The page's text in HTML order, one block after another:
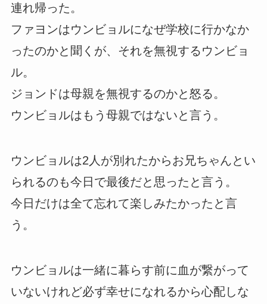
連れ帰った。
ファヨンはウンビョルになぜ学校に行かなか
ったのかと聞くが、それを無視するウンビョ
ル。
ジョンドは母親を無視するのかと怒る。
ウンビョルはもう母親ではないと言う。
ウンビョルは2人が別れたからお兄ちゃんとい
られるのも今日で最後だと思ったと言う。
今日だけは全て忘れて楽しみたかったと言
う。
ウンビョルは一緒に暮らす前に血が繋がって
いないけれど必ず幸せになれるから心配しな